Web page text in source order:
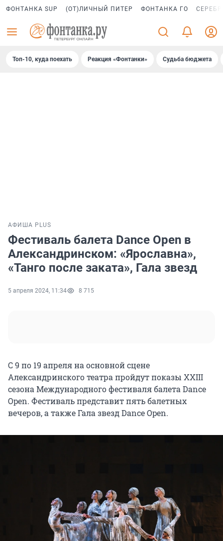
ФОНТАНКА SUP (ОТ)ЛИЧНЫЙ ПИТЕР ФОНТАНКА ГО
Топ-10, куда поехать Реакция «Фонтанки» Судьба бюджета
АФИША PLUS
Фестиваль балета Dance Open в
Александринском: «Ярославна»,
«Танго после заката», Гала звезд
5 апреля 2024, 11:34 8 715
С 9 по 19 апреля на основной сцене
Александринского театра пройдут показы XXIII
сезона Международного фестиваля балета Dance
Open. Фестиваль представит пять балетных
вечеров, а также Гала звезд Dance Open.